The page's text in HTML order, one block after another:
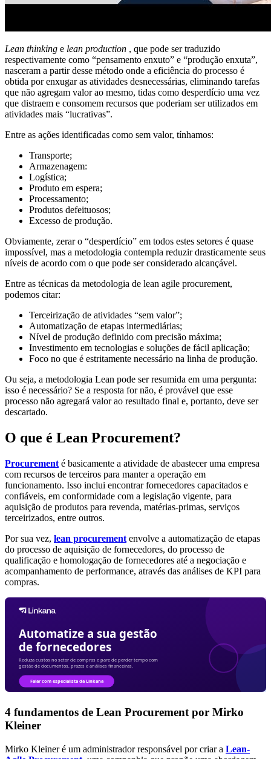
Lean thinking e lean production , que pode ser traduzido
respectivamente como “pensamento enxuto” e “produção enxuta”,
nasceram a partir desse método onde a eficiência do processo é
obtida por enxugar as atividades desnecessárias, eliminando tarefas
que não agregam valor ao mesmo, tidas como desperdício uma vez
que distraem e consomem recursos que poderiam ser utilizados em
atividades mais “lucrativas”.
Entre as ações identificadas como sem valor, tínhamos:
Transporte;
Armazenagem:
Logística;
Produto em espera;
Processamento;
Produtos defeituosos;
Excesso de produção.
Obviamente, zerar o “desperdício” em todos estes setores é quase
impossível, mas a metodologia contempla reduzir drasticamente seus
níveis de acordo com o que pode ser considerado alcançável.
Entre as técnicas da metodologia de lean agile procurement,
podemos citar:
Terceirização de atividades “sem valor”;
Automatização de etapas intermediárias;
Nível de produção definido com precisão máxima;
Investimento em tecnologias e soluções de fácil aplicação;
Foco no que é estritamente necessário na linha de produção.
Ou seja, a metodologia Lean pode ser resumida em uma pergunta:
isso é necessário? Se a resposta for não, é provável que esse
processo não agregará valor ao resultado final e, portanto, deve ser
descartado.
O que é Lean Procurement?
Procurement é basicamente a atividade de abastecer uma empresa
com recursos de terceiros para manter a operação em
funcionamento. Isso inclui encontrar fornecedores capacitados e
confiáveis, em conformidade com a legislação vigente, para
aquisição de produtos para revenda, matérias-primas, serviços
terceirizados, entre outros.
Por sua vez, lean procurement envolve a automatização de etapas
do processo de aquisição de fornecedores, do processo de
qualificação e homologação de fornecedores até a negociação e
acompanhamento de performance, através das análises de KPI para
compras.
4 fundamentos de Lean Procurement por Mirko
Kleiner
Mirko Kleiner é um administrador responsável por criar a Lean-